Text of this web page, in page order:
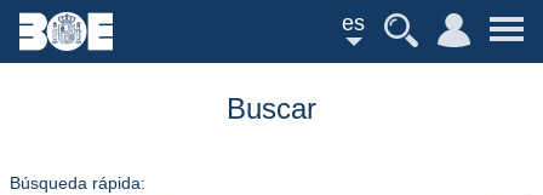
es
Buscar
Búsqueda rápida: